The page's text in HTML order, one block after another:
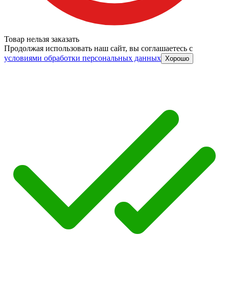
Товар нельзя заказать
Продолжая использовать наш сайт, вы соглашаетесь c
условиями обработки персональных данных Хорошо